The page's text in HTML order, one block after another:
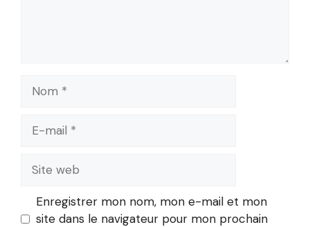
mail
Site
web
Enregistrer mon nom, mon e-mail et mon
site dans le navigateur pour mon prochain